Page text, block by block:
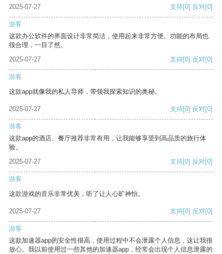
2025-07-27 支持[0] 反对[0]
游客
这款办公软件的界面设计非常简洁，使用起来非常方便。功能的布局也
很合理，一目了然。
2025-07-27
支持[0] 反对[0]
游客
这款app就像我的私人导师，带领我探索知识的奥秘。
2025-07-27 支持[0] 反对[0]
游客
这款app的酒店、餐厅推荐非常有用，让我能够享受到高品质的旅行体
验。
2025-07-27
支持[0] 反对[0]
游客
这款游戏的音乐非常优美，听了让人心旷神怡。
2025-07-27 支持[0] 反对[0]
游客
这款加速器app的安全性很高，使用过程中不会泄露个人信息，这让我很
放心。我以前使用过一些其他的加速器app，经常会出现个人信息泄露的